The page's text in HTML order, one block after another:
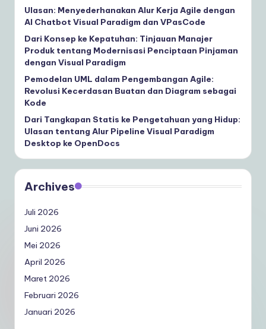
Ulasan: Menyederhanakan Alur Kerja Agile dengan
AI Chatbot Visual Paradigm dan VPasCode
Dari Konsep ke Kepatuhan: Tinjauan Manajer
Produk tentang Modernisasi Penciptaan Pinjaman
dengan Visual Paradigm
Pemodelan UML dalam Pengembangan Agile:
Revolusi Kecerdasan Buatan dan Diagram sebagai
Kode
Dari Tangkapan Statis ke Pengetahuan yang Hidup:
Ulasan tentang Alur Pipeline Visual Paradigm
Desktop ke OpenDocs
Archives
Juli 2026
Juni 2026
Mei 2026
April 2026
Maret 2026
Februari 2026
Januari 2026